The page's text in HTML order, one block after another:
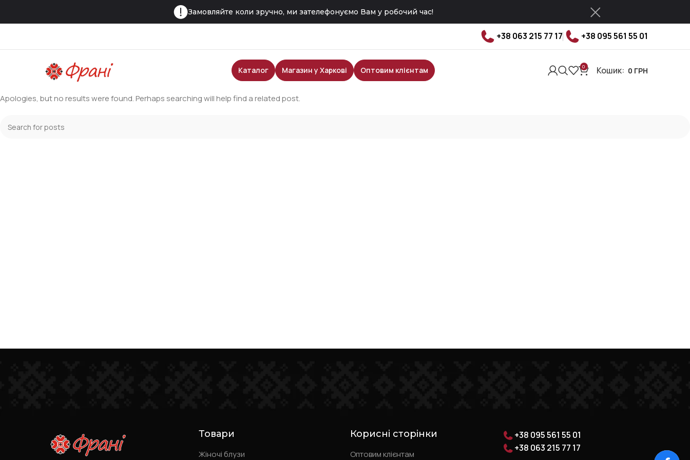
Замовляйте коли зручно, ми зателефонуємо Вам у робочий час!
+38 063 215 77 17 +38 095 561 55 01
Каталог Магазин у Харкові Оптовим клієнтам 0 Кошик: 0 ГРН
Nothing Found
Apologies, but no results were found. Perhaps searching will help find a related post.
Товари
Жіночі блузи
Корисні сторінки
Оптовим клієнтам
+38 095 561 55 01
+38 063 215 77 17